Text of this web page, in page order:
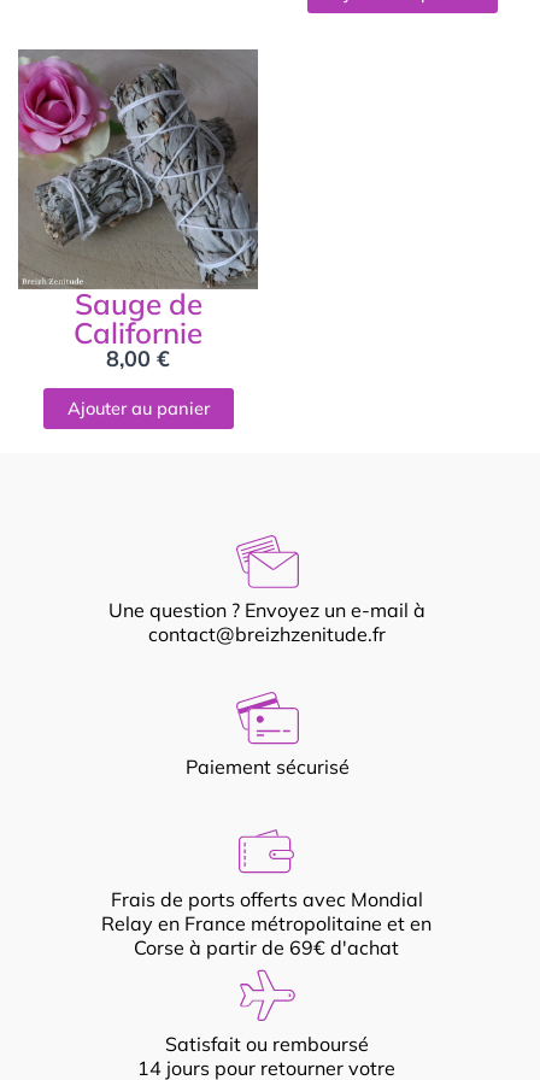
Sauge de
Californie
8,00 €
Ajouter au panier
Une question ? Envoyez un e-mail à
contact@breizhzenitude.fr
Paiement sécurisé
Frais de ports offerts avec Mondial
Relay en France métropolitaine et en
Corse à partir de 69€ d'achat
Satisfait ou remboursé
14 jours pour retourner votre